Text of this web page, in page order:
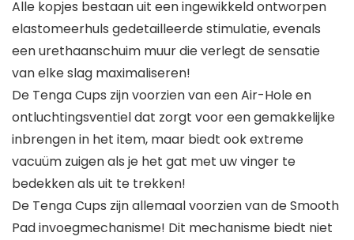
Alle kopjes bestaan ​​uit een ingewikkeld ontworpen
elastomeerhuls gedetailleerde stimulatie, evenals
een urethaanschuim muur die verlegt de sensatie
van elke slag maximaliseren!
De Tenga Cups zijn voorzien van een Air-Hole en
ontluchtingsventiel dat zorgt voor een gemakkelijke
inbrengen in het item, maar biedt ook extreme
vacuüm zuigen als je het gat met uw vinger te
bedekken als uit te trekken!
De Tenga Cups zijn allemaal voorzien van de Smooth
Pad invoegmechanisme! Dit mechanisme biedt niet